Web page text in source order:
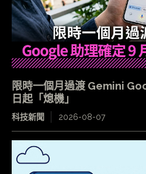
限時一個月過渡 Gemini
日起「熄機」
科技新聞 2026-08-07